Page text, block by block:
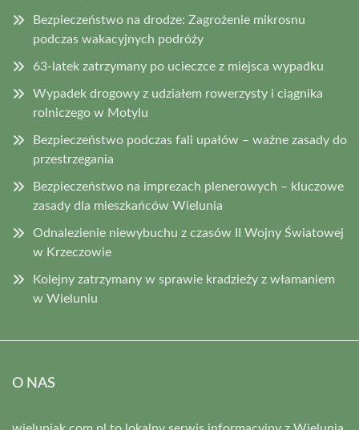
Bezpieczeństwo na drodze: Zagrożenie mikrosnu
podczas wakacyjnych podróży
63-latek zatrzymany po ucieczce z miejsca wypadku
Wypadek drogowy z udziałem rowerzysty i ciągnika
rolniczego w Motylu
Bezpieczeństwo podczas fali upałów – ważne zasady do
przestrzegania
Bezpieczeństwo na imprezach plenerowych – kluczowe
zasady dla mieszkańców Wielunia
Odnalezienie niewybuchu z czasów II Wojny Światowej
w Krzeczowie
Kolejny zatrzymany w sprawie kradzieży z włamaniem
w Wieluniu
O NAS